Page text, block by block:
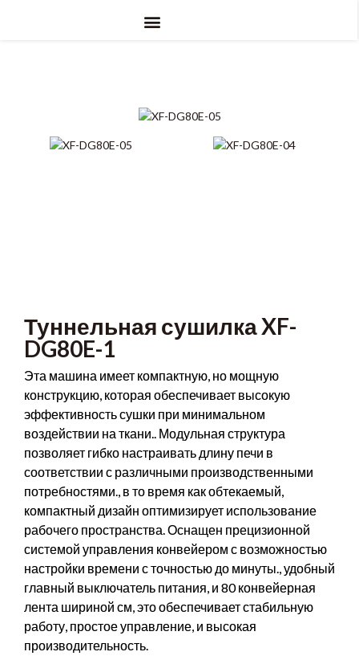
Туннельная сушилка XF-
DG80E-1
Эта машина имеет компактную, но мощную
конструкцию, которая обеспечивает высокую
эффективность сушки при минимальном
воздействии на ткани.. Модульная структура
позволяет гибко настраивать длину печи в
соответствии с различными производственными
потребностями., в то время как обтекаемый,
компактный дизайн оптимизирует использование
рабочего пространства. Оснащен прецизионной
системой управления конвейером с возможностью
настройки времени с точностью до минуты., удобный
главный выключатель питания, и 80 конвейерная
лента шириной см, это обеспечивает стабильную
работу, простое управление, и высокая
производительность.